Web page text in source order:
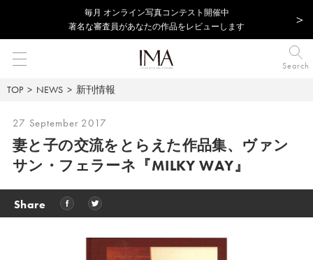
毎⽉ オンライン写真コンテスト開催中
著名な審査員があなたの作品をレビューします
Search
TOP NEWS 新刊情報
27 September 2017
妻と子の交流をとらえた作品集、 ヴァン
サン・フェラーネ『MILKY WAY』
Share